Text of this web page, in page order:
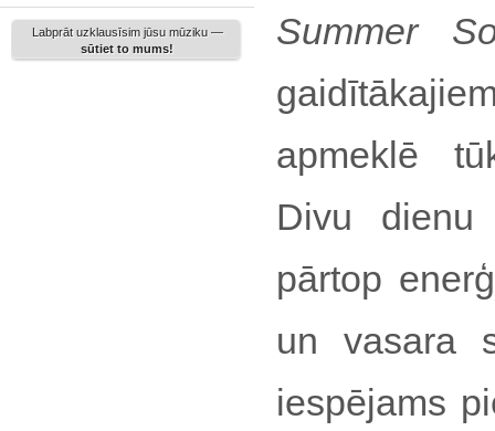
Labprāt uzklausīsim jūsu mūziku —
sūtiet to mums!
Summer
apmeklē
Divu dienu
pārtop
un vasara
iespējams